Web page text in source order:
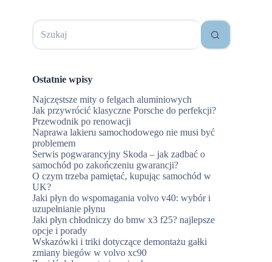
Brak
wyników
Ostatnie wpisy
Najczęstsze mity o felgach aluminiowych
Jak przywrócić klasyczne Porsche do perfekcji?
Przewodnik po renowacji
Naprawa lakieru samochodowego nie musi być
problemem
Serwis pogwarancyjny Skoda – jak zadbać o
samochód po zakończeniu gwarancji?
O czym trzeba pamiętać, kupując samochód w
UK?
Jaki płyn do wspomagania volvo v40: wybór i
uzupełnianie płynu
Jaki płyn chłodniczy do bmw x3 f25? najlepsze
opcje i porady
Wskazówki i triki dotyczące demontażu gałki
zmiany biegów w volvo xc90